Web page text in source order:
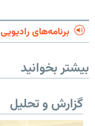
برنامه‌های رادیویی
بیشتر بخوانید
گزارش و تحلیل